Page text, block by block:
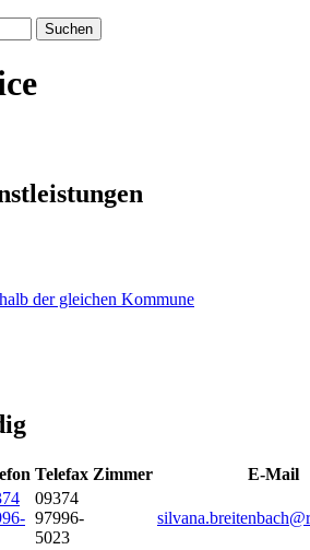
Suchen
der gleichen Kommune
Telefax Zimmer
E-Mail
09374
97996-
5023